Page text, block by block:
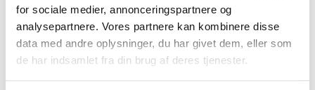
for sociale medier, annonceringspartnere og
analysepartnere. Vores partnere kan kombinere disse
data med andre oplysninger, du har givet dem, eller som
de har indsamlet fra din brug af deres tjenester.
Vi er her for at hjælpe dig. Du er velkommen til at kontakte
os, hvis du har spørgsmål eller brug for assistance.
59 45 10 14
Find nærmeste afdeling